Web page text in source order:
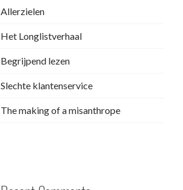
Allerzielen
Het Longlistverhaal
Begrijpend lezen
Slechte klantenservice
The making of a misanthrope